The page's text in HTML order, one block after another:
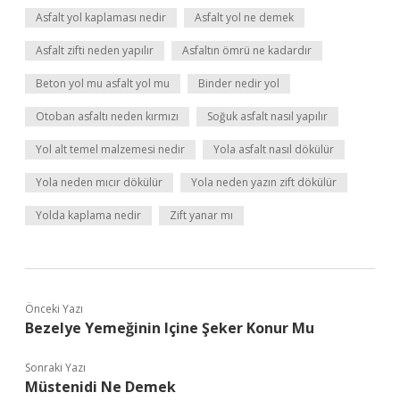
Asfalt yol kaplaması nedir Asfalt yol ne demek
Asfalt zifti neden yapılır Asfaltın ömrü ne kadardır
Beton yol mu asfalt yol mu Binder nedir yol
Otoban asfaltı neden kırmızı Soğuk asfalt nasıl yapılır
Yol alt temel malzemesi nedir Yola asfalt nasıl dökülür
Yola neden mıcır dökülür Yola neden yazın zift dökülür
Yolda kaplama nedir Zift yanar mı
Önceki Yazı
Bezelye Yemeğinin Içine Şeker Konur Mu
Sonraki Yazı
Müstenidi Ne Demek